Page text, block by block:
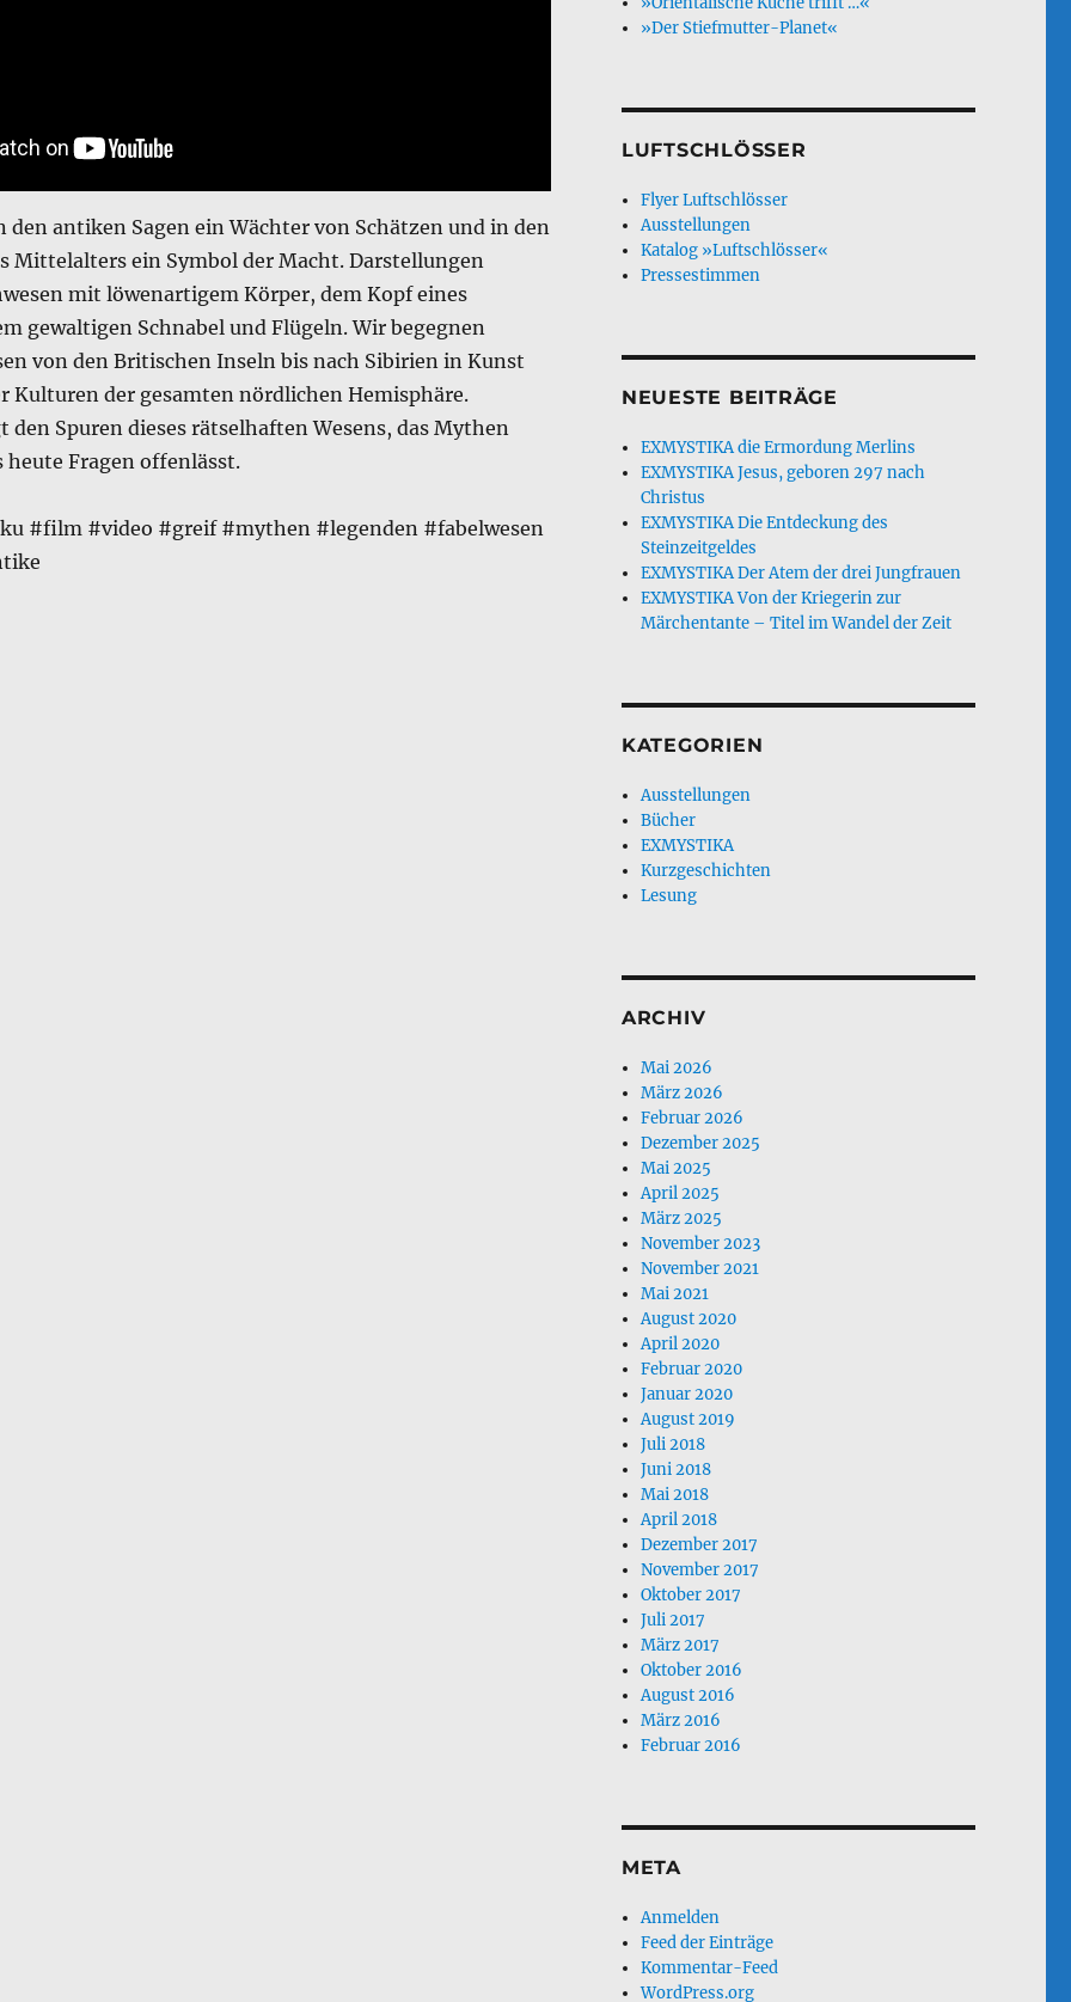
den antiken Sagen ein Wächter von Schätzen und in den
Mittelalters ein Symbol der Macht. Darstellungen
mit löwenartigem Körper, dem Kopf eines
gewaltigen Schnabel und Flügeln. Wir begegnen
von den Britischen Inseln bis nach Sibirien in Kunst
Kulturen der gesamten nördlichen Hemisphäre.
den Spuren dieses rätselhaften Wesens, das Mythen
Fragen offenlässt.
#film #video #greif #mythen #legenden #fabelwesen
»Der Stiefmutter-Planet«
LUFTSCHLÖSSER
Flyer Luftschlösser
Ausstellungen
Katalog »Luftschlösser«
Pressestimmen
NEUESTE BEITRÄGE
EXMYSTIKA die Ermordung Merlins
EXMYSTIKA Jesus, geboren 297 nach
Christus
EXMYSTIKA Die Entdeckung des
Steinzeitgeldes
EXMYSTIKA Der Atem der drei Jungfrauen
EXMYSTIKA Von der Kriegerin zur
Märchentante – Titel im Wandel der Zeit
KATEGORIEN
Ausstellungen
Bücher
EXMYSTIKA
Kurzgeschichten
Lesung
ARCHIV
Mai 2026
März 2026
Februar 2026
Dezember 2025
Mai 2025
April 2025
März 2025
November 2023
November 2021
Mai 2021
August 2020
April 2020
Februar 2020
Januar 2020
August 2019
Juli 2018
Juni 2018
Mai 2018
April 2018
Dezember 2017
November 2017
Oktober 2017
Juli 2017
März 2017
Oktober 2016
August 2016
März 2016
Februar 2016
META
Anmelden
Feed der Einträge
Kommentar-Feed
WordPress.org